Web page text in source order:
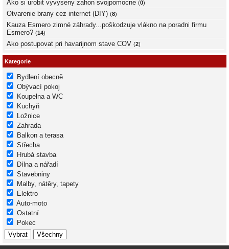
Ako si urobit vyvyseny zahon svojpomocne (0)
Otvarenie brany cez internet (DIY) (8)
Kauza Esmero zimné záhrady...poškodzuje vlákno na poradni firmu
Esmero? (14)
Ako postupovat pri havarijnom stave COV (2)
Kategorie
Bydlení obecně
Obývací pokoj
Koupelna a WC
Kuchyň
Ložnice
Zahrada
Balkon a terasa
Střecha
Hrubá stavba
Dílna a nářadí
Stavebniny
Malby, nátěry, tapety
Elektro
Auto-moto
Ostatní
Pokec